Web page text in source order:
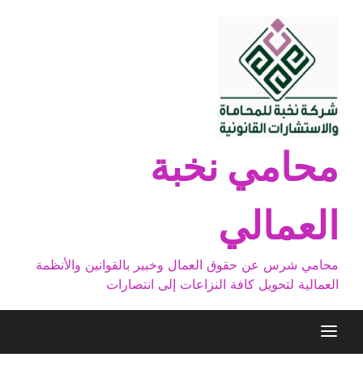
محامي نخبة
العمالي
محامي شرس عن حقوق العمال وخبير بالقوانين والأنظمة
العمالية لتحويل كافة النزاعات إلى انتصارات